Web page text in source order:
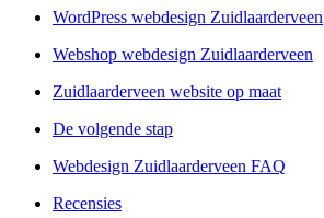
WordPress webdesign Zuidlaarderveen
Webshop webdesign Zuidlaarderveen
Zuidlaarderveen website op maat
De volgende stap
Webdesign Zuidlaarderveen FAQ
Recensies